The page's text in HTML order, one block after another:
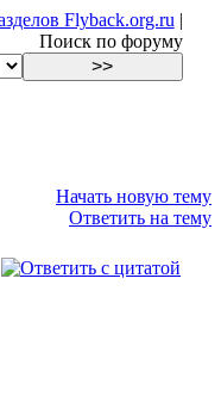
Flyback.org.ru |
Поиск по форуму
Начать новую тему
Ответить на тему